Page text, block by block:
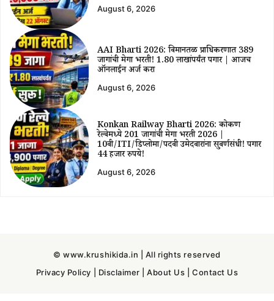
August 6, 2026
AAI Bharti 2026: विमानतळ प्राधिकरणात 389
जागांची मेगा भरती! ₹1.80 लाखांपर्यंत पगार | आजच
ऑनलाईन अर्ज करा
August 6, 2026
Konkan Railway Bharti 2026: कोकण
रेल्वेमध्ये 201 जागांची मेगा भरती 2026 |
10वी/ITI/डिप्लोमा/पदवी उमेदवारांना सुवर्णसंधी! पगार
44 हजार रुपये!
August 6, 2026
© www.krushikida.in | All rights reserved
Privacy Policy
Disclaimer |About Us |Contact Us